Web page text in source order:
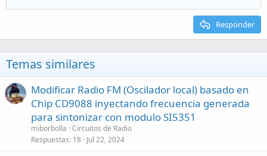
Responder
Temas similares
Modificar Radio FM (Oscilador local) basado en
Chip CD9088 inyectando frecuencia generada
para sintonizar con modulo SI5351
miborbolla Circuitos de Radio
Respuestas 18 Jul 22, 2024